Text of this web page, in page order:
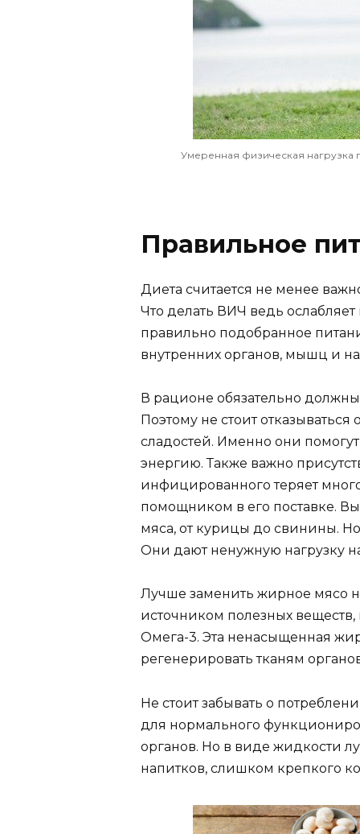
Умеренная физическая
Правильное
Диета считается не менее
Что делать ВИЧ ведь
правильно подобранное
внутренних органов, мышц и
В рационе обязательно
Поэтому не стоит
сладостей. Именно они
энергию. Также важно
инфицированного теряет
помощником в его поставке.
мяса, от курицы до свинины.
Они дают ненужную нагрузку
Лучше заменить жирное мясо
источником полезных
Омега-3. Эта ненасыщенная
регенерировать тканям
Не стоит забывать о
для нормального
органов. Но в виде жидкости
напитков, слишком крепкого